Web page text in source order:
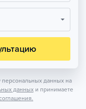
персональных данных на
данных и принимаете